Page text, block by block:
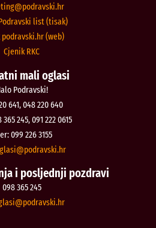
rh.iksvardop
list (tisak)
(web)
Cjenik RKC
mali oglasi
Podravski!
641, 048 220 640
365 245, 091 222 0615
099 226 3155
rh.iksvardop
i posljednji pozdravi
098 365 245
rh.iksvardop